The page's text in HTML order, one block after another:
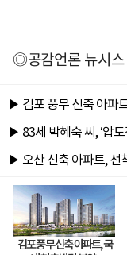
◎공감언론 뉴시스